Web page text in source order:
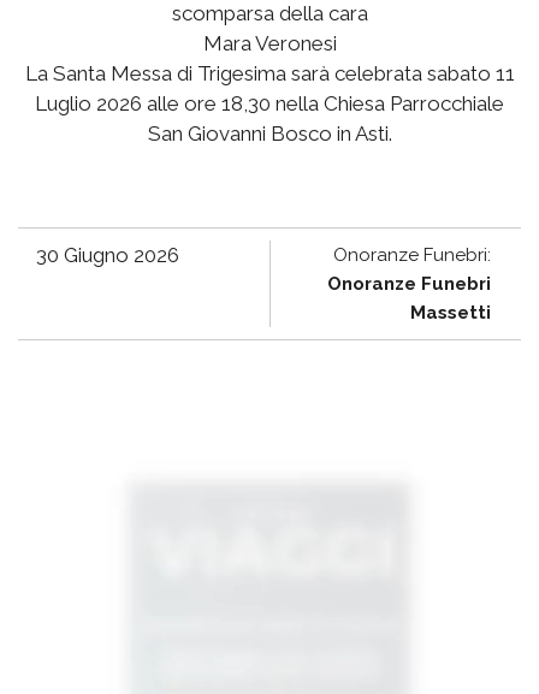
scomparsa della cara
Mara Veronesi
La Santa Messa di Trigesima sarà celebrata sabato 11
Luglio 2026 alle ore 18,30 nella Chiesa Parrocchiale
San Giovanni Bosco in Asti.
30 Giugno 2026
Onoranze Funebri:
Onoranze Funebri
Massetti